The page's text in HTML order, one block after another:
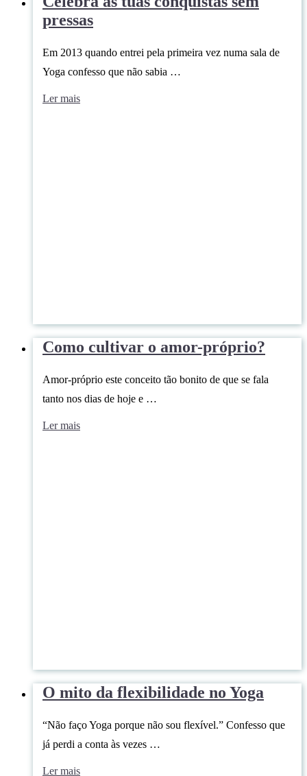
pressas
Em 2013 quando entrei pela primeira vez numa sala de
Yoga confesso que não sabia …
Ler mais
Como cultivar o amor-próprio?
Amor-próprio este conceito tão bonito de que se fala
tanto nos dias de hoje e …
Ler mais
O mito da flexibilidade no Yoga
“Não faço Yoga porque não sou flexível.” Confesso que
já perdi a conta às vezes …
Ler mais